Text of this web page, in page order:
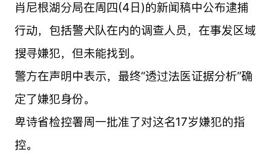
肖尼根湖分局在周四(4日)的新闻稿中公布逮捕
行动，包括警犬队在内的调查人员，在事发区域
搜寻嫌犯，但未能找到。
警方在声明中表示，最终“透过法医证据分析”确
定了嫌犯身份。
卑诗省检控署周一批准了对这名17岁嫌犯的指
控。